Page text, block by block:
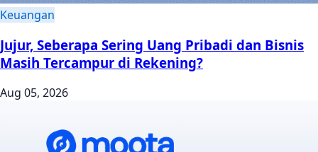
Keuangan
Jujur, Seberapa Sering Uang Pribadi dan Bisnis
Masih Tercampur di Rekening?
Aug 05, 2026